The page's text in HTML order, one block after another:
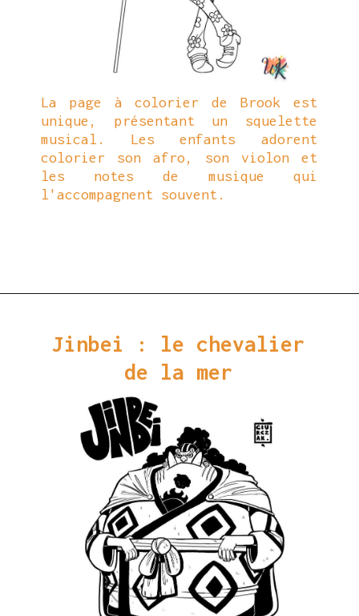
La page à colorier de Brook est
unique, présentant un squelette
musical. Les enfants adorent
colorier son afro, son violon et
les notes de musique qui
l'accompagnent souvent.
Jinbei : le chevalier
de la mer